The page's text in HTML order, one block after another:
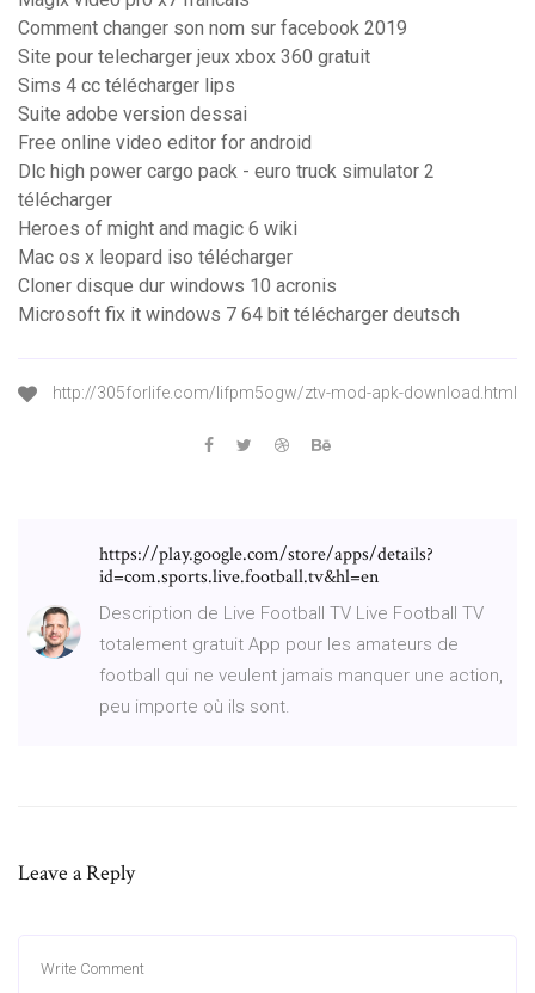
Comment changer son nom sur facebook 2019
Site pour telecharger jeux xbox 360 gratuit
Sims 4 cc télécharger lips
Suite adobe version dessai
Free online video editor for android
Dlc high power cargo pack - euro truck simulator 2
télécharger
Heroes of might and magic 6 wiki
Mac os x leopard iso télécharger
Cloner disque dur windows 10 acronis
Microsoft fix it windows 7 64 bit télécharger deutsch
http://305forlife.com/lifpm5ogw/ztv-mod-apk-download.html
https://play.google.com/store/apps/details?
id=com.sports.live.football.tv&hl=en
Description de Live Football TV Live Football TV
totalement gratuit App pour les amateurs de
football qui ne veulent jamais manquer une action,
peu importe où ils sont.
Leave a Reply